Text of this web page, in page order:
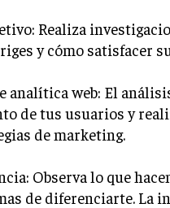
Realiza
y cómo satisfacer
analítica web: El
de tus usuarios y
de marketing.
Observa lo que
de diferenciarte. La